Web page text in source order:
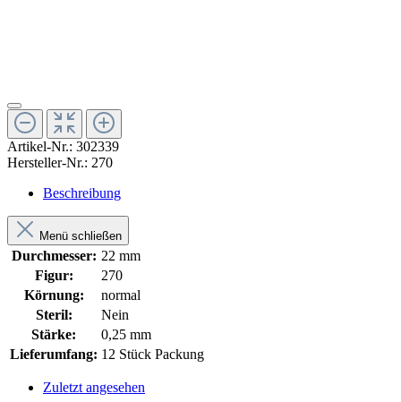
Artikel-Nr.: 302339
Hersteller-Nr.: 270
Beschreibung
Menü schließen
Durchmesser: 22 mm
Figur:
270
Körnung:
normal
Steril:
Nein
Stärke:
0,25 mm
Lieferumfang: 12 Stück Packung
Zuletzt angesehen